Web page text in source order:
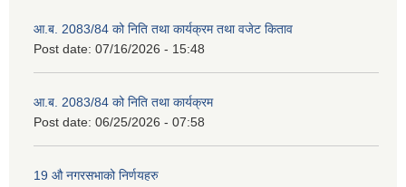
आ.ब. 2083/84 को निति तथा कार्यक्रम तथा वजेट किताव
Post date: 07/16/2026 - 15:48
आ.ब. 2083/84 को निति तथा कार्यक्रम
Post date: 06/25/2026 - 07:58
19 औ नगरसभाको निर्णयहरु